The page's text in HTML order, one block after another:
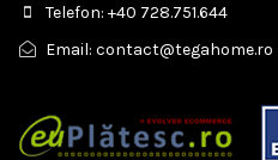
Telefon: +40 728.751.644
Email: contact@tegahome.ro